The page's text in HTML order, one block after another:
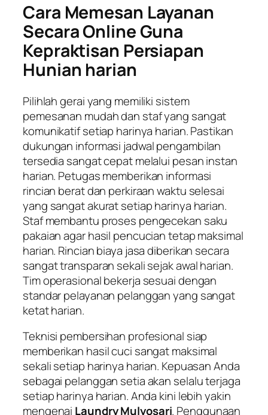
Cara Memesan Layanan
Secara Online Guna
Kepraktisan Persiapan
Hunian harian
Pilihlah gerai yang memiliki sistem
pemesanan mudah dan staf yang sangat
komunikatif setiap harinya harian. Pastikan
dukungan informasi jadwal pengambilan
tersedia sangat cepat melalui pesan instan
harian. Petugas memberikan informasi
rincian berat dan perkiraan waktu selesai
yang sangat akurat setiap harinya harian.
Staf membantu proses pengecekan saku
pakaian agar hasil pencucian tetap maksimal
harian. Rincian biaya jasa diberikan secara
sangat transparan sekali sejak awal harian.
Tim operasional bekerja sesuai dengan
standar pelayanan pelanggan yang sangat
ketat harian.
Teknisi pembersihan profesional siap
memberikan hasil cuci sangat maksimal
sekali setiap harinya harian. Kepuasan Anda
sebagai pelanggan setia akan selalu terjaga
setiap harinya harian. Anda kini lebih yakin
mengenai Laundry Mulyosari. Penggunaan